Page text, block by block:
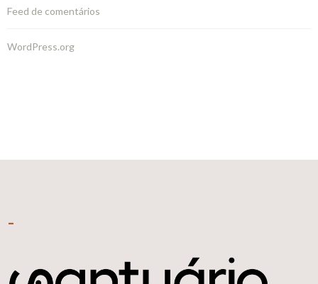
Feed de comentários
WordPress.org
–